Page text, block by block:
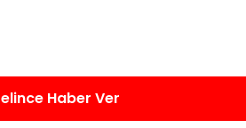
Haber Ver